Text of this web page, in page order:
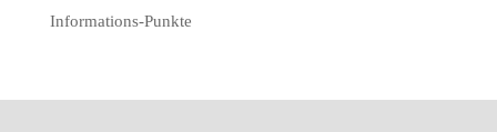
Informations-Punkte